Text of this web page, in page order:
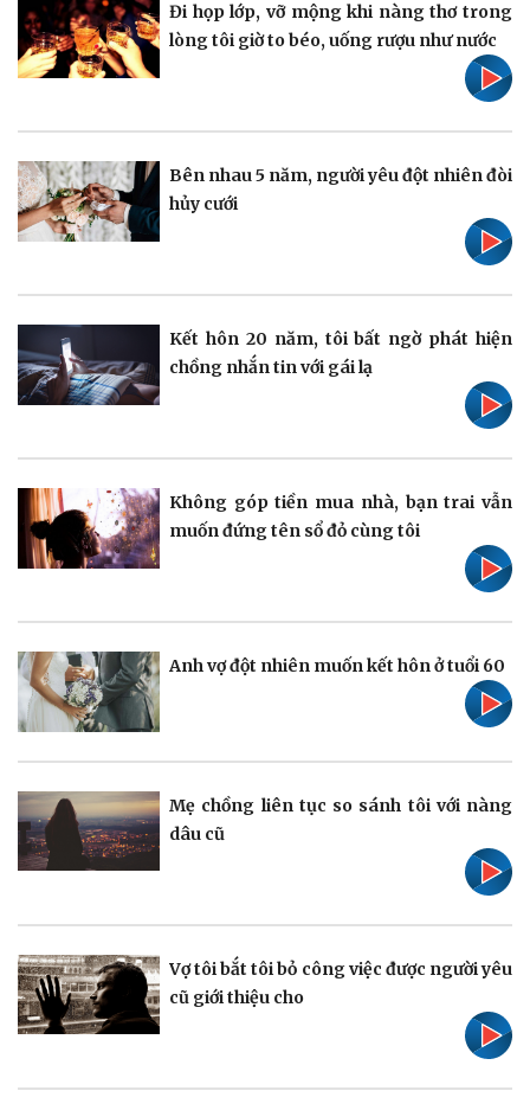
Pháp luật
Vụ án
Tin nóng
Quân sự - Quốc phòng
Thể thao
Bóng đá
Thế giới thể thao
Hậu trường
Ô tô - Xe máy
Tư vấn
Thông tin doanh nghiệp
Doanh nghiệp 24h
Doanh nhân
Sành điệu
Tin Công nghệ
Đi họp lớp, vỡ mộng khi nàng thơ trong
lòng tôi giờ to béo, uống rượu như nước
Bên nhau 5 năm, người yêu đột nhiên đòi
hủy cưới
Kết hôn 20 năm, tôi bất ngờ phát hiện
chồng nhắn tin với gái lạ
Không góp tiền mua nhà, bạn trai vẫn
muốn đứng tên sổ đỏ cùng tôi
Anh vợ đột nhiên muốn kết hôn ở tuổi 60
Mẹ chồng liên tục so sánh tôi với nàng
dâu cũ
Vợ tôi bắt tôi bỏ công việc được người yêu
cũ giới thiệu cho